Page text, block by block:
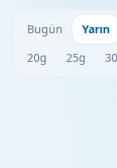
Bugün Yarın
20g
25g